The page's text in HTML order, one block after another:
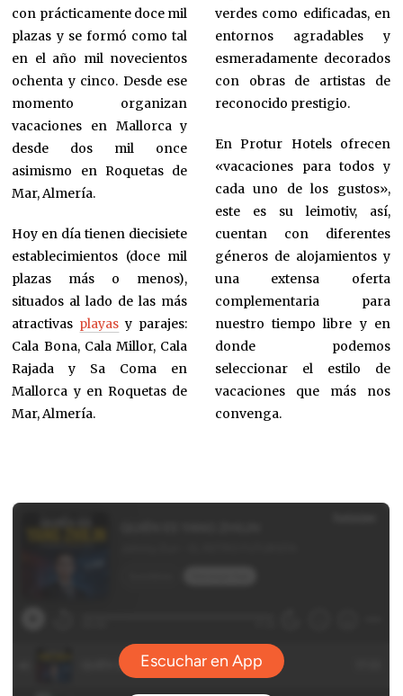
con prácticamente doce mil
plazas y se formó como tal
en el año mil novecientos
ochenta y cinco. Desde ese
momento organizan
vacaciones en Mallorca y
desde dos mil once
asimismo en Roquetas de
Mar, Almería.
Hoy en día tienen diecisiete
establecimientos (doce mil
plazas más o menos),
situados al lado de las más
atractivas playas y parajes:
Cala Bona, Cala Millor, Cala
Rajada y Sa Coma en
Mallorca y en Roquetas de
Mar, Almería.
verdes como edificadas, en
entornos agradables y
esmeradamente decorados
con obras de artistas de
reconocido prestigio.
En Protur Hotels ofrecen
«vacaciones para todos y
cada uno de los gustos»,
este es su leimotiv, así,
cuentan con diferentes
géneros de alojamientos y
una extensa oferta
complementaria para
nuestro tiempo libre y en
donde podemos
seleccionar el estilo de
vacaciones que más nos
convenga.